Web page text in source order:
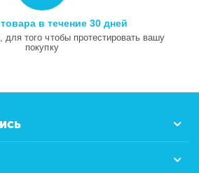
в течение 30 дней
для того чтобы протестировать вашу
покупку